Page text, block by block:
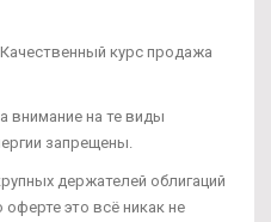
курс продажа
внимание на те виды
запрещены.
держателей облигаций
это всё никак не